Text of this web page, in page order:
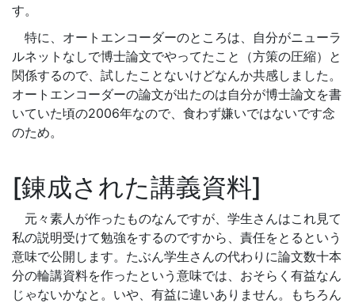
す。
特に、オートエンコーダーのところは、自分がニューラ
ルネットなしで博士論文でやってたこと（方策の圧縮）と
関係するので、試したことないけどなんか共感しました。
オートエンコーダーの論文が出たのは自分が博士論文を書
いていた頃の2006年なので、食わず嫌いではないです念
のため。
錬成された講義資料
元々素人が作ったものなんですが、学生さんはこれ見て
私の説明受けて勉強をするのですから、責任をとるという
意味で公開します。たぶん学生さんの代わりに論文数十本
分の輪講資料を作ったという意味では、おそらく有益なん
じゃないかなと。いや、有益に違いありません。もちろん